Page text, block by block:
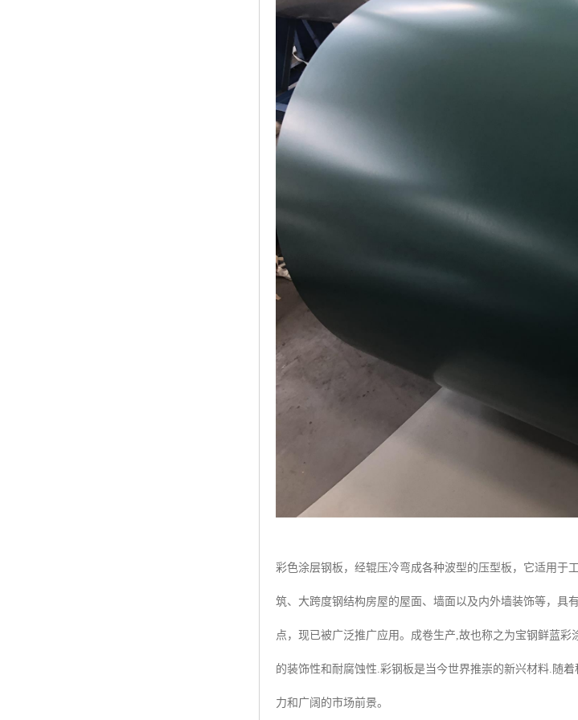
彩色涂层钢板，经辊压冷弯成各种波型的压型板，它适用于
筑、大跨度钢结构房屋的屋面、墙面以及内外墙装饰等，具
点，现已被广泛推广应用。成卷生产,故也称之为宝钢鲜蓝
的装饰性和耐腐蚀性.彩钢板是当今世界推崇的新兴材料.随
力和广阔的市场前景。